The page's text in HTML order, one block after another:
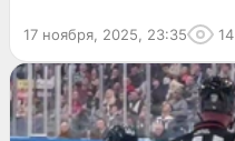
17 ноября, 2025, 23:35 14